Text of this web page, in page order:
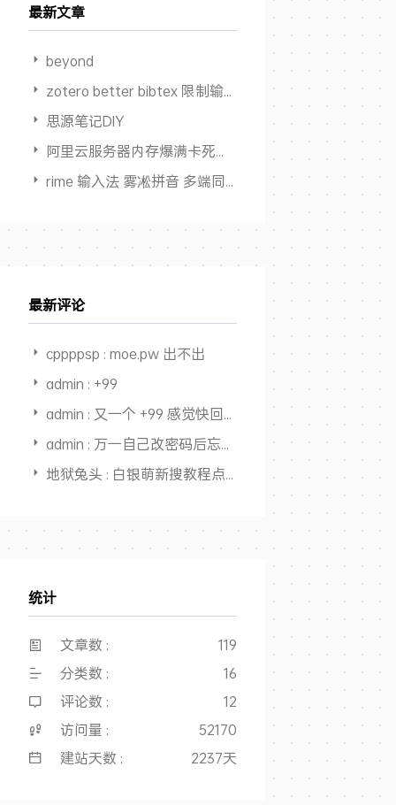
最新文章
beyond
zotero better bibtex 限制输出作者数量
思源笔记DIY
阿里云服务器内存爆满卡死但 Swap占用为0
rime 输入法 雾凇拼音 多端同步方案
最新评论
cppppsp : moe.pw 出不出
admin : +99
admin : 又一个 +99 感觉快回本，开始赚钱了
admin : 万一自己改密码后忘了，还能从记录里面找出来，又一个用途，
地狱兔头 : 白银萌新搜教程点进来，全是干货，大佬NB👍
统计
文章数 :
119
分类数 :
16
评论数 :
12
访问量 :
52170
建站天数 :
2237天